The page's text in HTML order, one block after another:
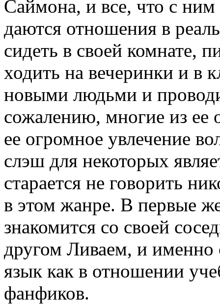
Саймона, и все, что с ним
даются отношения в
сидеть в своей комнате,
ходить на вечеринки и в
новыми людьми и
сожалению, многие из
ее огромное увлечение
слэш для некоторых
старается не говорить
в этом жанре. В первые
знакомится со своей
другом Ливаем, и
язык как в отношении
фанфиков.